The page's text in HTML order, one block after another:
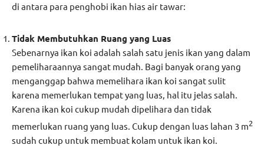
di antara para penghobi ikan hias air tawar:
Tidak Membutuhkan Ruang yang Luas
Sebenarnya ikan koi adalah salah satu jenis ikan yang dalam
pemeliharaannya sangat mudah. Bagi banyak orang yang
menganggap bahwa memelihara ikan koi sangat sulit
karena memerlukan tempat yang luas, hal itu jelas salah.
Karena ikan koi cukup mudah dipelihara dan tidak
memerlukan ruang yang luas. Cukup dengan luas lahan 3 m2
sudah cukup untuk membuat kolam untuk ikan koi.